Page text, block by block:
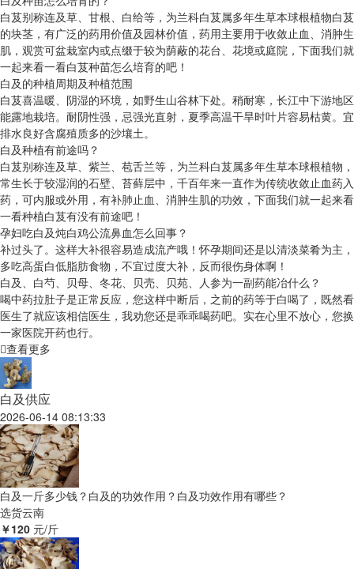
白芨别称连及草、甘根、白给等，为兰科白芨属多年生草本球根植物白芨
的块茎，有广泛的药用价值及园林价值，药用主要用于收敛止血、消肿生
肌，观赏可盆栽室内或点缀于较为荫蔽的花台、花境或庭院，下面我们就
一起来看一看白芨种苗怎么培育的吧！
白及的种植周期及种植范围
白芨喜温暖、阴湿的环境，如野生山谷林下处。稍耐寒，长江中下游地区
能露地栽培。耐阴性强，忌强光直射，夏季高温干旱时叶片容易枯黄。宜
排水良好含腐殖质多的沙壤土。
白及种植有前途吗？
白芨别称连及草、紫兰、苞舌兰等，为兰科白芨属多年生草本球根植物，
常生长于较湿润的石壁、苔藓层中，千百年来一直作为传统收敛止血药入
药，可内服或外用，有补肺止血、消肿生肌的功效，下面我们就一起来看
一看种植白芨有没有前途吧！
孕妇吃白及炖白鸡公流鼻血怎么回事？
补过头了。这样大补很容易造成流产哦！怀孕期间还是以清淡菜肴为主，
多吃高蛋白低脂肪食物，不宜过度大补，反而很伤身体啊！
白及、白芍、贝母、冬花、贝壳、贝苑、人参为一副药能冶什么？
喝中药拉肚子是正常反应，您这样中断后，之前的药等于白喝了，既然看
医生了就应该相信医生，我劝您还是乖乖喝药吧。实在心里不放心，您换
一家医院开药也行。
查看更多
白及供应
2026-06-14 08:13:33
白及一斤多少钱？白及的功效作用？白及功效作用有哪些？
选货云南
￥120 元/斤